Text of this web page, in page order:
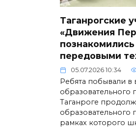
Таганрогские
«Движения
передовыми
05.07.2026 10:34
Ребята побывали в
образовательного
Таганроге
образовательного
рамках которого